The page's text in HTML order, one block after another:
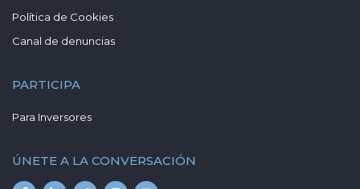
Política de Cookies
Canal de denuncias
PARTICIPA
Para Inversores
ÚNETE A LA CONVERSACIÓN